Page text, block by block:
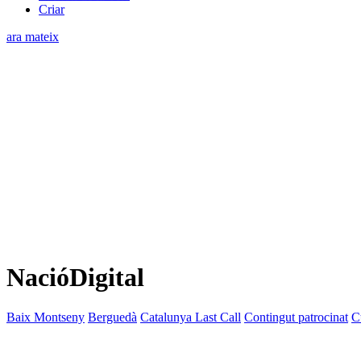
Criar
ara mateix
NacióDigital
Baix Montseny Berguedà Catalunya Last Call Contingut patrocinat